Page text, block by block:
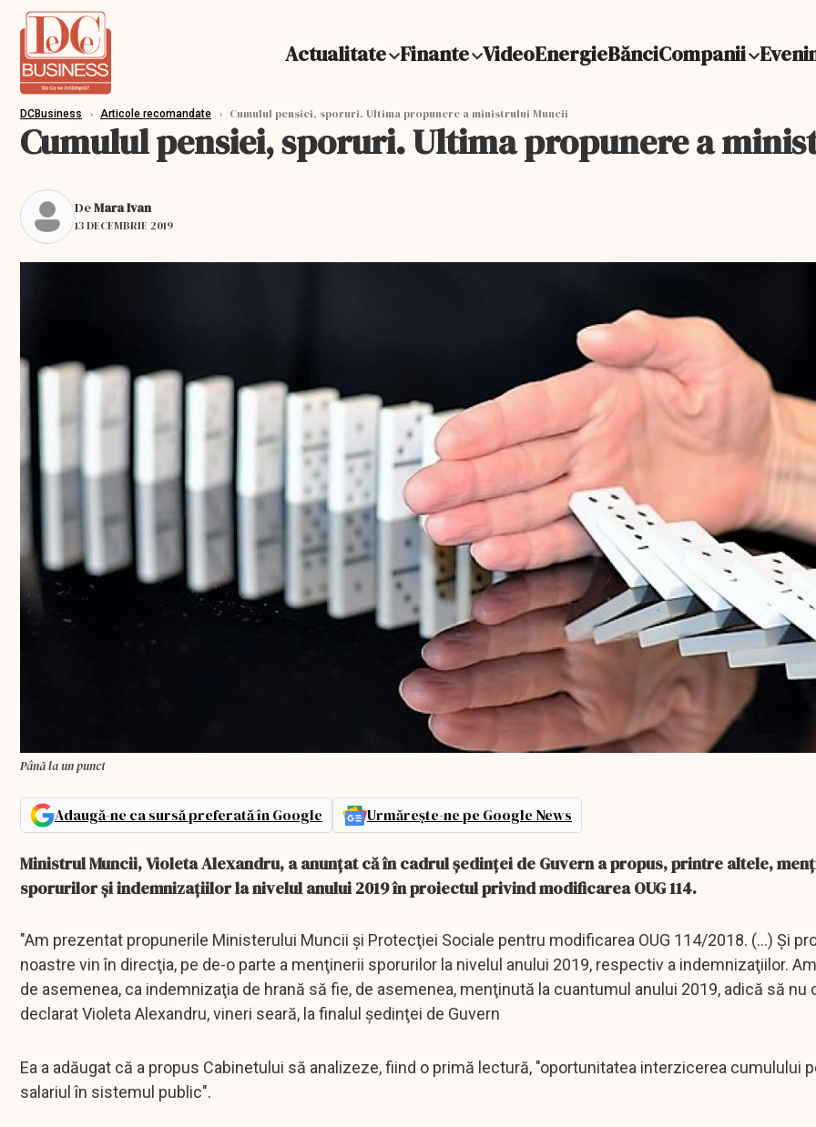
Actualitate Finante VideoEnergieBănciCompanii
DCBusiness › Articole recomandate › Cumulul pensiei, sporuri. Ultima propunere a ministrului Muncii
Cumulul pensiei, sporuri. Ultima propunere a
DeMara Ivan
13 DECEMBRIE 2019
Până la un punct
Adaugă-ne ca sursă preferată în Google Urmărește-ne pe Google News
Ministrul Muncii, Violeta Alexandru, a anunţat că în cadrul şedinţei de Guvern a propus, printre altele,
sporurilor şi indemnizaţiilor la nivelul anului 2019 în proiectul privind modificarea OUG 114.
"Am prezentat propunerile Ministerului Muncii şi Protecţiei Sociale pentru modificarea OUG 114/2018. (...) Şi
noastre vin în direcţia, pe de-o parte a menţinerii sporurilor la nivelul anului 2019, respectiv a indemnizaţiilor.
de asemenea, ca indemnizaţia de hrană să fie, de asemenea, menţinută la cuantumul anului 2019, adică să nu
declarat Violeta Alexandru, vineri seară, la finalul şedinţei de Guvern
Ea a adăugat că a propus Cabinetului să analizeze, fiind o primă lectură, "oportunitatea interzicerea cumulului
salariul în sistemul public".